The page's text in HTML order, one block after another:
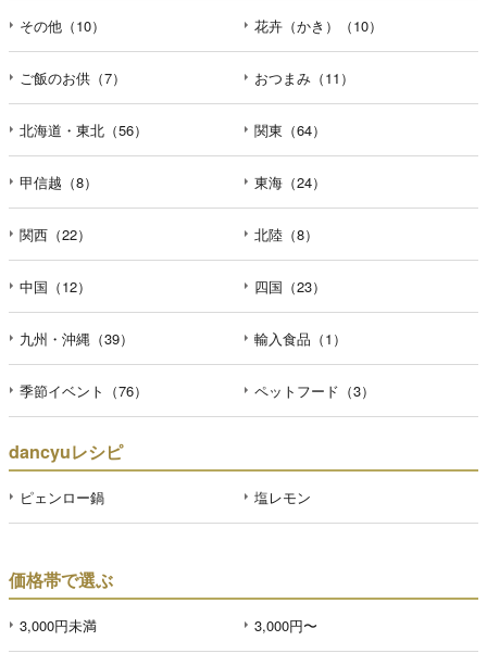
個人情報に関する問合わせ窓口
個人情報保護管理者：オペレーション部シニアマネージャ
ー
〒106-0044 東京都港区東麻布一丁目２７番１号 東麻布食
文化ビル４階
ＴＥＬ：050-5213-7688
ＦＡＸ：047-401-6847
その他（10） 花卉（かき）（10）
ご飯のお供（7） おつまみ（11）
北海道・東北（56） 関東（64）
甲信越（8） 東海（24）
関西（22） 北陸（8）
中国（12） 四国（23）
九州・沖縄（39） 輸入食品（1）
季節イベント（76） ペットフード（3）
dancyuレシピ
ピェンロー鍋 塩レモン
価格帯で選ぶ
3,000円未満 3,000円〜